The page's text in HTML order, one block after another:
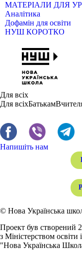
МАТЕРІАЛИ ДЛЯ
Аналітика
Дофамін для освіти
НУШ КОРОТКО
Для всіх
Для всіхБатькам
Напишіть нам
© Нова Українська
Проект був створений
з Міністерством
"Нова Українська